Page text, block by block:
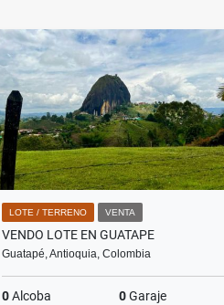
LOTE / TERRENO VENTA
VENDO LOTE EN GUATAPE
Guatapé, Antioquia, Colombia
0Alcoba 0Garaje